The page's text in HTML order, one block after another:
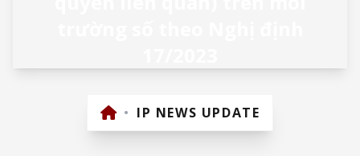
• IP NEWS UPDATE